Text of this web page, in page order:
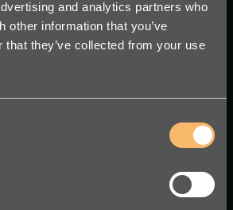
and analytics partners who
other information that you’ve
that they’ve collected from your use